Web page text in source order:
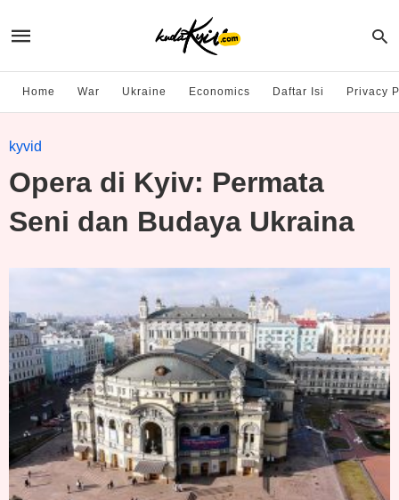
Home War Ukraine Economics Daftar Isi Privacy
kyvid
Opera di Kyiv: Permata
Seni dan Budaya Ukraina